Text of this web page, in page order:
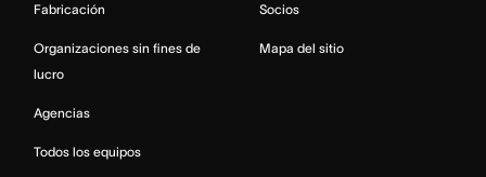
Fabricación
Organizaciones sin fines de
lucro
Agencias
Todos los equipos
Socios
Mapa del sitio